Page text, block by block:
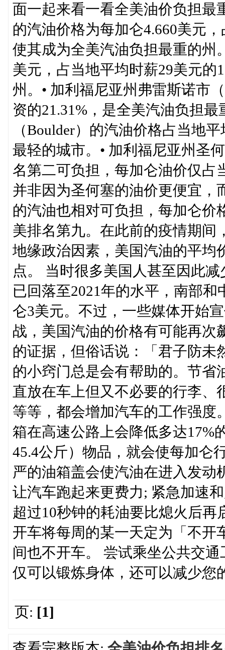
面一起来看一看全美油价负担最
的汽油价格为每加仑4.660美元
使其成为全美汽油负担最重的州
美元，占当地平均时薪29美元的
州。• 加利福尼亚州弗雷斯诺市
资的21.31%，是全美汽油负担
（Boulder）的汽油价格占当地
最轻的城市。• 加利福尼亚州圣
名第二可负担，每加仑油价仅占
并非因为圣何塞的油价更便宜，
的汽油也相对可负担，每加仑价
美排名第九。在此前的疫情期间
地缘政治因素，美国汽油的平均
点。 当时很多美国人甚至因此
已回落至2021年的水平，南部
仑3美元。不过，一些媒体开始
战，美国汽油的价格有可能再次
的证据，但俗话说：「君子防未
的小窍门总是会有帮助的。节省
直放在车上但又不必要的行李、
等等，都会增加汽车的工作强度
箱在高速公路上会降低多达17%
45.4公斤）物品，就会使每加仑
严的油箱盖会使汽油在进入发动
让汽车跑起来更费力; 紧急加速
超过10秒钟的耗油要比熄火后
开车将每周的某一天定为「不开
间也不开车。 尝试乘坐公共交
仅可以锻炼身体，还可以减少您
页: [1]